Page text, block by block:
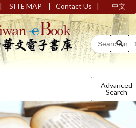
| SITE MAP | Contact Us | 中文
Advanced
Search